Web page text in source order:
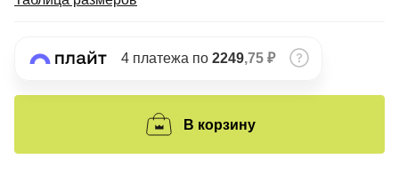
4 платежа по 2249,75 ₽
В корзину
Остались вопросы?
8 800 302-02-51